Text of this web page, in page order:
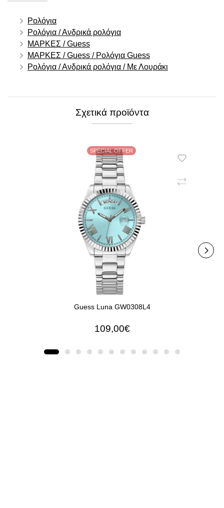
Ρολόγια
Ρολόγια / Ανδρικά ρολόγια
ΜΑΡΚΕΣ / Guess
ΜΑΡΚΕΣ / Guess / Ρολόγια Guess
Ρολόγια / Ανδρικά ρολόγια / Με Λουράκι
Σχετικά προϊόντα
SPECIAL OFFER
Guess Luna GW0308L4
109,00€